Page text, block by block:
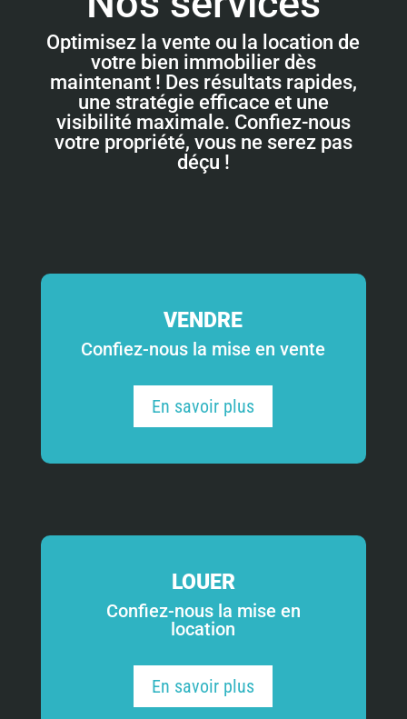
Optimisez la vente ou la location de
votre bien immobilier dès
maintenant ! Des résultats rapides,
une stratégie efficace et une
visibilité maximale. Confiez-nous
votre propriété, vous ne serez pas
déçu !
VENDRE
Confiez-nous la mise en vente
En savoir plus
LOUER
Confiez-nous la mise en
location
En savoir plus